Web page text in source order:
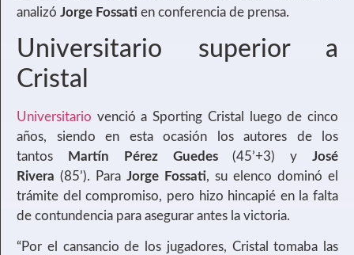
analizó Jorge Fossati en conferencia de prensa.
Universitario superior a
Cristal
Universitario venció a Sporting Cristal luego de cinco
años, siendo en esta ocasión los autores de los
tantos
Martín Pérez Guedes(45’+3) yJosé
Rivera (85’). Para Jorge Fossati, su elenco dominó el
trámite del compromiso, pero hizo hincapié en la falta
de contundencia para asegurar antes la victoria.
“Por el cansancio de los jugadores, Cristal tomaba las